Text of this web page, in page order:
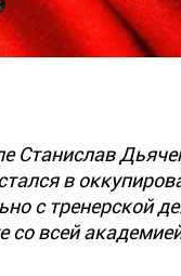
Станислав
в
с тренерской
всей